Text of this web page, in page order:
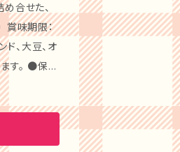
りの喜びで
きり、ど
しいパッケ
菓子を添
合せた、
保存
会で「名誉
町」 第26